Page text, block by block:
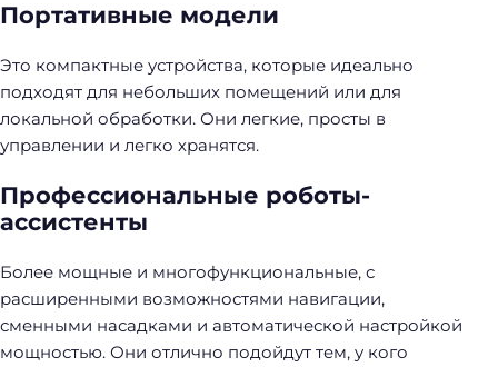
Портативные модели
Это компактные устройства, которые идеально
подходят для небольших помещений или для
локальной обработки. Они легкие, просты в
управлении и легко хранятся.
Профессиональные роботы-
ассистенты
Более мощные и многофункциональные, с
расширенными возможностями навигации,
сменными насадками и автоматической настройкой
мощностью. Они отлично подойдут тем, у кого